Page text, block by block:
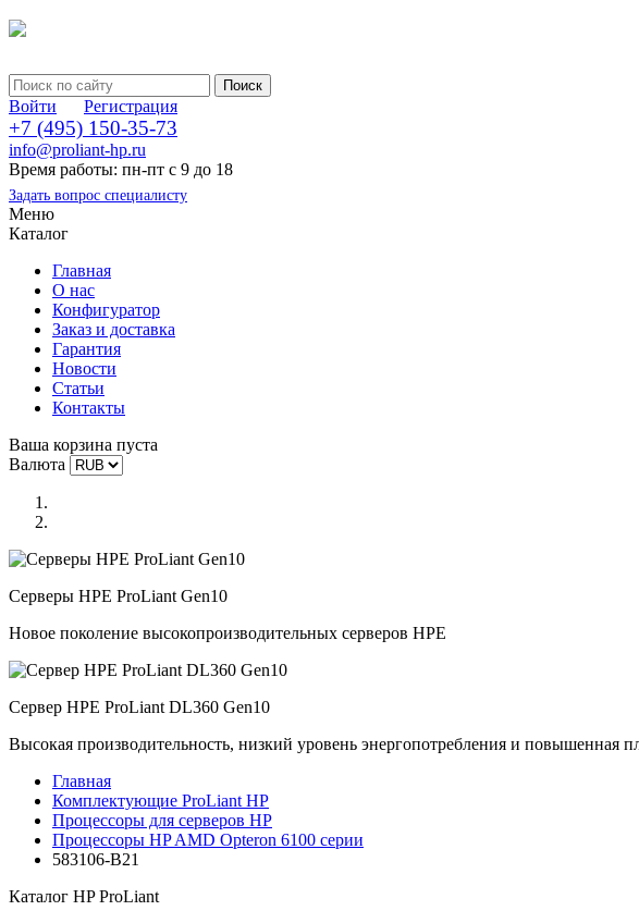
Войти Регистрация
+7 (495) 150-35-73
info@proliant-hp.ru
Время работы: пн-пт с 9 до 18
Задать вопрос специалисту
Меню
Каталог
Главная
О нас
Конфигуратор
Заказ и доставка
Гарантия
Новости
Статьи
Контакты
Ваша корзина пуста
Валюта
Серверы HPE ProLiant Gen10
Новое поколение высокопроизводительных серверов HPE
Сервер HPE ProLiant DL360 Gen10
Высокая производительность, низкий уровень энергопотребления и повышенная
Главная
Комплектующие ProLiant HP
Процессоры для серверов HP
Процессоры HP AMD Opteron 6100 серии
583106-B21
Каталог HP ProLiant